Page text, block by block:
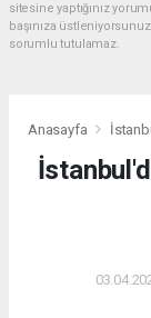
sitesine yaptığınız
başınıza
sorumlu tutulamaz.
Anasayfa